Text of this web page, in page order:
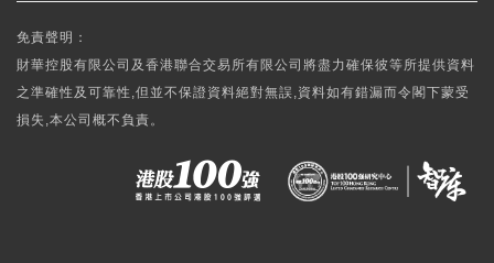
免責聲明：
財華控股有限公司及香港聯合交易所有限公司將盡力確保彼等所提供資料
之準確性及可靠性,但並不保證資料絕對無誤,資料如有錯漏而令閣下蒙受
損失,本公司概不負責。